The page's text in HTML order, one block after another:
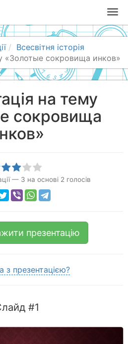
T
o
g
l
e
n
Всесвітня історія
«Золотые сокровища инков»
на тему
сокровища
— 3 на основі 2 голосів
презентацію
з презентацією?
#1